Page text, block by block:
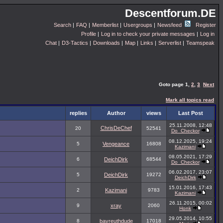
Descentforum.DE
Search | FAQ | Memberlist | Usergroups | Newsfeed
Register
Profile | Log in to check your private messages | Log in
Chat | D3-Tactics | Downloads | Map | Links | Serverlist | Teamspeak
Goto page 1 2 3 Next
Mark all topics read
replies Author views Last Post
20 ChrisDeChef 52541
25.11.2008, 12:48
Do_Checkor
5 Vengeance 16808
08.12.2025, 19:24
Kazimani
6 DeichDirk 68544
08.05.2021, 17:29
Do_Checkor
5 DeichDirk 19272
06.02.2017, 23:07
DeichDirk
2 Kazimani 9783
15.01.2016, 17:43
Kazimani
9 xray 2060
26.11.2015, 00:02
Honk
8 bayreuthdude 17018
29.05.2014, 10:55